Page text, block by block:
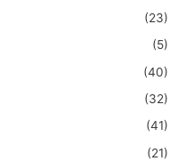
(23)
(5)
(40)
(32)
(41)
(21)